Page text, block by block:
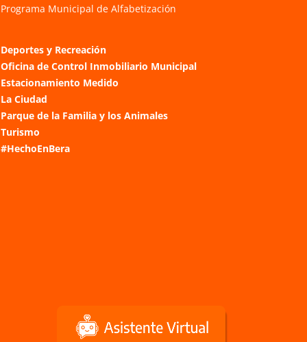
Programa Municipal de Alfabetización
Deportes y Recreación
Oficina de Control Inmobiliario Municipal
Estacionamiento Medido
La Ciudad
Parque de la Familia y los Animales
Turismo
#HechoEnBera